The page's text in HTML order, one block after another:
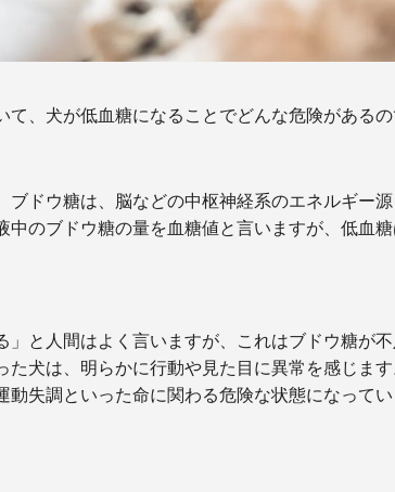
、犬が低血糖になることでどんな危険があるの
ブドウ糖は、脳などの中枢神経系のエネルギー
のブドウ糖の量を血糖値と言いますが、低血
」と人間はよく言いますが、これはブドウ糖が
犬は、明らかに行動や見た目に異常を感じま
失調といった命に関わる危険な状態になって